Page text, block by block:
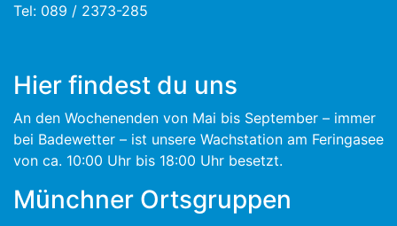
Tel: 089 / 2373-285
Hier findest du uns
An den Wochenenden von Mai bis September – immer
bei Badewetter – ist unsere Wachstation am Feringasee
von ca. 10:00 Uhr bis 18:00 Uhr besetzt.
Münchner Ortsgruppen